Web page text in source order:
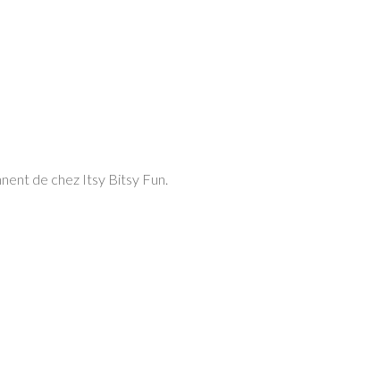
de chez Itsy Bitsy Fun.